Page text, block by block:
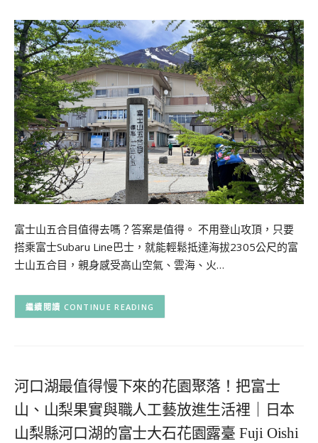
富士山五合目值得去嗎？答案是值得。 不用登山攻頂，只要
搭乘富士Subaru Line巴士，就能輕鬆抵達海拔2305公尺的富
士山五合目，親身感受高山空氣、雲海、火…
CONTINUE READING
河口湖最值得慢下來的花園聚落！把富士
山、山梨果實與職人工藝放進生活裡｜日本
山梨縣河口湖的富士大石花園露臺 Fuji Oishi